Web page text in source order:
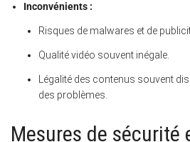
Inconvénients :
Risques de malwares et de
Qualité vidéo souvent inégale.
Légalité des contenus souvent
des problèmes.
Mesures de sécurité